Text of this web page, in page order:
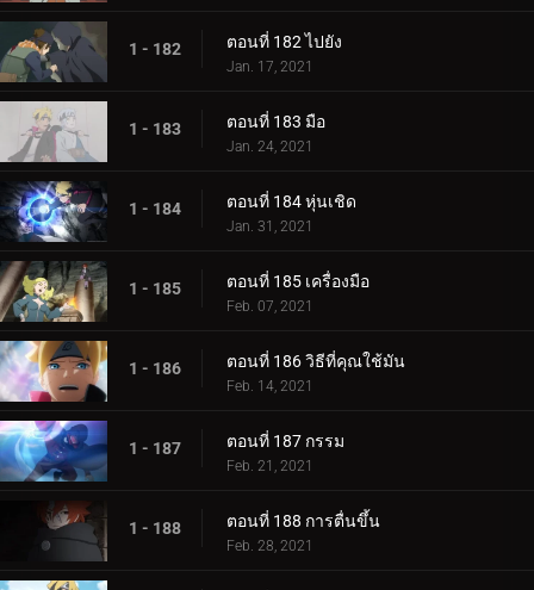
1 - 182 ตอนที่ 182 ไปยัง
Jan. 17, 2021
1 - 183 ตอนที่ 183 มือ
Jan. 24, 2021
1 - 184 ตอนที่ 184 หุ่นเชิด
Jan. 31, 2021
1 - 185 ตอนที่ 185 เครื่องมือ
Feb. 07, 2021
1 - 186 ตอนที่ 186 วิธีที่คุณใช้มัน
Feb. 14, 2021
1 - 187 ตอนที่ 187 กรรม
Feb. 21, 2021
1 - 188 ตอนที่ 188 การตื่นขึ้น
Feb. 28, 2021